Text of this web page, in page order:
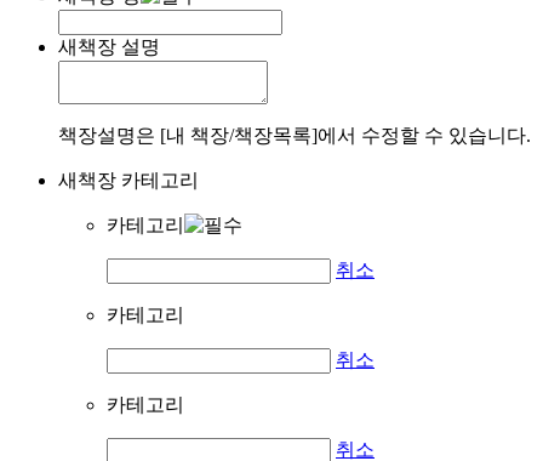
새책장 설명
책장설명은 [내 책장/책장목록]에서 수정할 수 있습니다.
새책장 카테고리
카테고리
취소
카테고리
취소
카테고리
취소